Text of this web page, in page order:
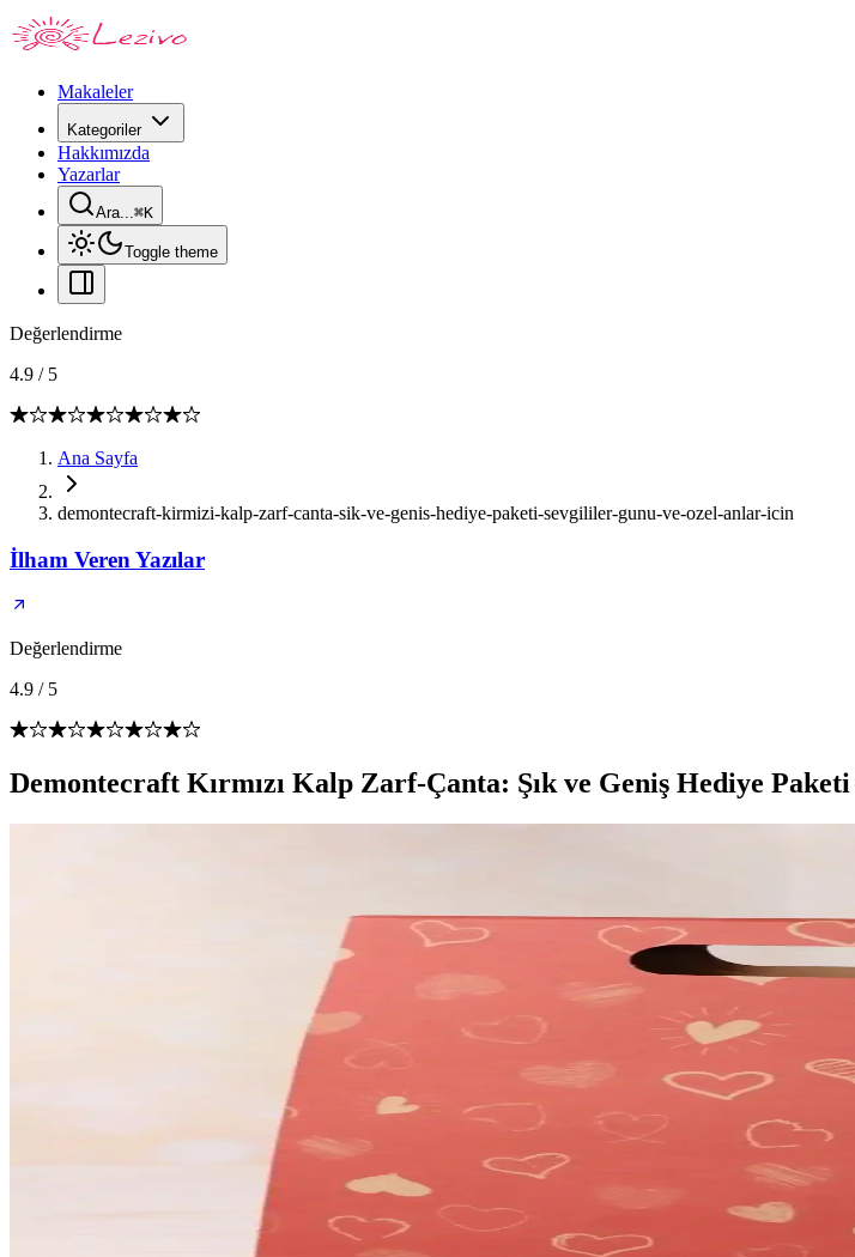
Makaleler
Kategoriler
Hakkımızda
Yazarlar
Ara...⌘K
Toggle theme
Değerlendirme
4.9 / 5
Ana Sayfa
demontecraft-kirmizi-kalp-zarf-canta-sik-ve-genis-hediye-paketi-sevgililer-gunu-ve-ozel-anlar-icin
İlham Veren Yazılar
Değerlendirme
4.9 / 5
Demontecraft Kırmızı Kalp Zarf-Çanta: Şık ve Geniş Hediye